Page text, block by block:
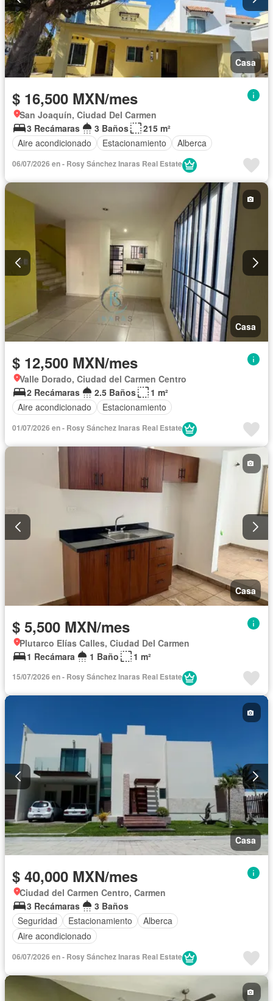
Casa
$ 16,500 MXN/mes
San Joaquín, Ciudad Del Carmen
3 Recámaras
3 Baños
215 m²
Aire acondicionado
Estacionamiento Alberca
06/07/2026 en - Rosy Sánchez Inaras Real Estate
Casa
$ 12,500 MXN/mes
Valle Dorado, Ciudad del Carmen Centro
2 Recámaras
2.5 Baños
1 m²
Aire acondicionado
Estacionamiento
01/07/2026 en - Rosy Sánchez Inaras Real Estate
Casa
$ 5,500 MXN/mes
Plutarco Elías Calles, Ciudad Del Carmen
1 Recámara
1 Baño 1 m²
15/07/2026 en - Rosy Sánchez Inaras Real Estate
Casa
$ 40,000 MXN/mes
Ciudad del Carmen Centro, Carmen
3 Recámaras
3 Baños
Seguridad
Estacionamiento
Alberca
Aire acondicionado
06/07/2026 en - Rosy Sánchez Inaras Real Estate